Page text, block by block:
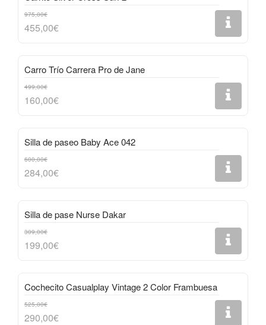
975,00€
455,00€
Carro Trío Carrera Pro de Jane
499,00€
160,00€
Silla de paseo Baby Ace 042
600,00€
284,00€
Silla de pase Nurse Dakar
309,00€
199,00€
Cochecito Casualplay Vintage 2 Color Frambuesa
525,00€
290,00€